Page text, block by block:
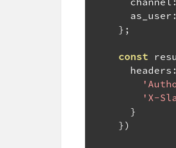
      as_user
:
};
const
      headers
'X-
}
})